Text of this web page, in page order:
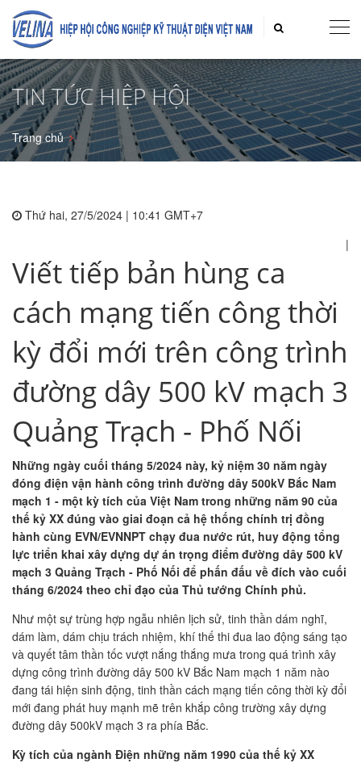
TIN TỨC HIỆP HỘI
Trang chủ
Thứ hai, 27/5/2024 | 10:41 GMT+7
|
Viết tiếp bản hùng ca
cách mạng tiến công thời
kỳ đổi mới trên công trình
đường dây 500 kV mạch 3
Quảng Trạch - Phố Nối
Những ngày cuối tháng 5/2024 này, kỷ niệm 30 năm ngày
đóng điện vận hành công trình đường dây 500kV Bắc Nam
mạch 1 - một kỳ tích của Việt Nam trong những năm 90 của
thế kỷ XX đúng vào giai đoạn cả hệ thống chính trị đồng
hành cùng EVN/EVNNPT chạy đua nước rút, huy động tổng
lực triển khai xây dựng dự án trọng điểm đường dây 500 kV
mạch 3 Quảng Trạch - Phố Nối để phấn đấu về đích vào cuối
tháng 6/2024 theo chỉ đạo của Thủ tướng Chính phủ.
Như một sự trùng hợp ngẫu nhiên lịch sử, tinh thần dám nghĩ,
dám làm, dám chịu trách nhiệm, khí thế thi đua lao động sáng tạo
và quyết tâm thần tốc vượt nắng thắng mưa trong quá trình xây
dựng công trình đường dây 500 kV Bắc Nam mạch 1 năm nào
đang tái hiện sinh động, tinh thần cách mạng tiến công thời kỳ đổi
mới đang phát huy mạnh mẽ trên khắp công trường xây dựng
đường dây 500kV mạch 3 ra phía Bắc.
Kỳ tích của ngành Điện những năm 1990 của thế kỷ XX